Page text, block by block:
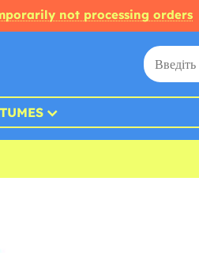
not processing orders